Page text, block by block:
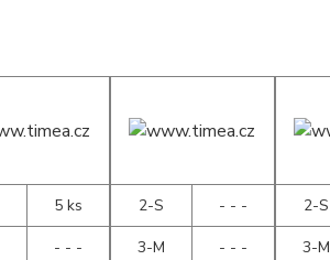
5 ks
- - -
2-S
- - -
3-M
- - -
2-S
3-M